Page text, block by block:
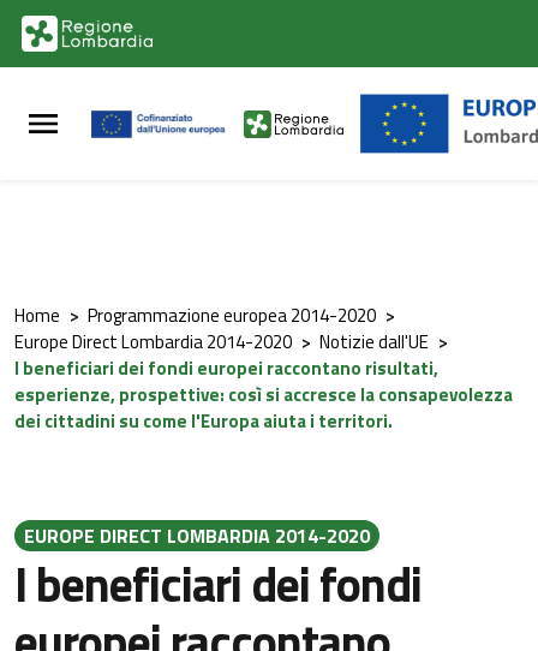
Vai al contenuto principale
Vai al footer
Home > Programmazione europea 2014-2020 >
Europe Direct Lombardia 2014-2020 > Notizie dall'UE >
I beneficiari dei fondi europei raccontano risultati,
esperienze, prospettive: così si accresce la consapevolezza
dei cittadini su come l'Europa aiuta i territori.
EUROPE DIRECT LOMBARDIA 2014-2020
I beneficiari dei fondi